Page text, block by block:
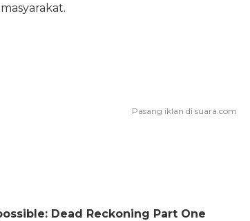
Dead Reckoning Part One